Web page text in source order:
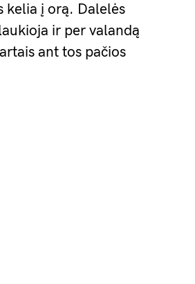
kelia į orą. Dalelės
ir per valandą
ant tos pačios